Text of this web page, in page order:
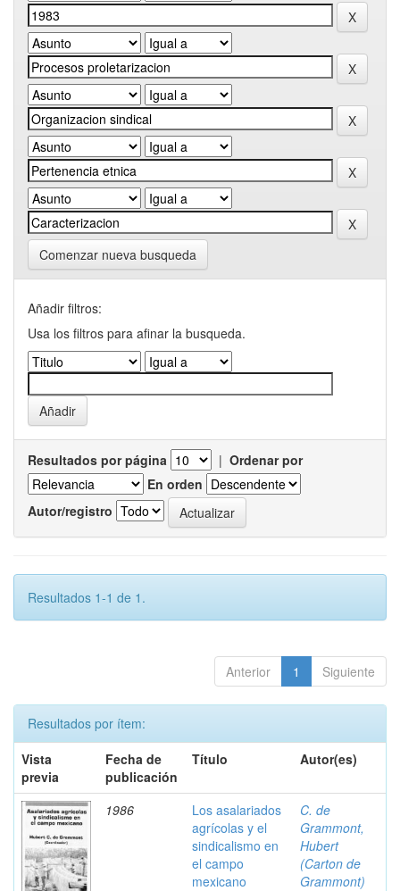
Comenzar nueva busqueda
Añadir filtros:
Usa los filtros para afinar la busqueda.
Resultados por página | Ordenar por
En orden
Autor/registro
Resultados 1-1 de 1.
Anterior 1 Siguiente
Resultados por ítem:
Vista
previa
Fecha de
publicación
Título Autor(es)
1986
Los asalariados
agrícolas y el
sindicalismo en
el campo
mexicano
C. de
Grammont,
Hubert
(Carton de
Grammont)